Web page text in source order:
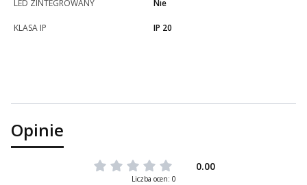
LED ZINTEGROWANY Nie
KLASA IP IP 20
Opinie
0.00
Liczba ocen: 0